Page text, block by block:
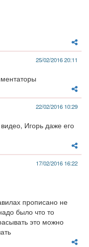
25/02/2016 20:11
22/02/2016 10:29
Игорь даже его
17/02/2016 16:22
прописано не
было что то
это можно